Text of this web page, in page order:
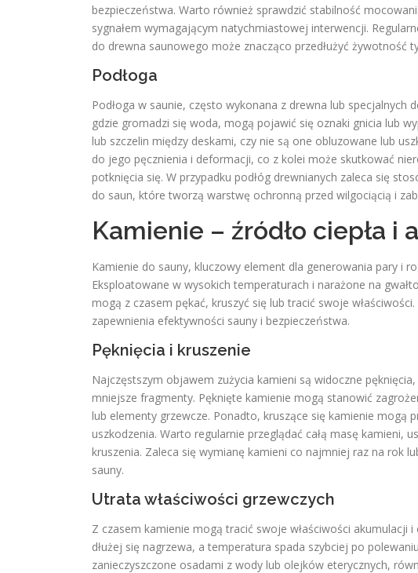
bezpieczeństwa. Warto również sprawdzić stabilność
sygnałem wymagającym natychmiastowej interwencji.
do drewna saunowego może znacząco przedłużyć żywotność
Podłoga
Podłoga w saunie, często wykonana z drewna lub specjalnych
gdzie gromadzi się woda, mogą pojawić się oznaki gnicia lub
lub szczelin między deskami, czy nie są one obluzowane lub
do jego pęcznienia i deformacji, co z kolei może skutkować
potknięcia się. W przypadku podłóg drewnianych zaleca się
do saun, które tworzą warstwę ochronną przed wilgociącią i
Kamienie – źródło ciepła i
Kamienie do sauny, kluczowy element dla generowania pary i
Eksploatowane w wysokich temperaturach i narażone na
mogą z czasem pękać, kruszyć się lub tracić swoje
zapewnienia efektywności sauny i bezpieczeństwa.
Pęknięcia i kruszenie
Najczęstszym objawem zużycia kamieni są widoczne
mniejsze fragmenty. Pęknięte kamienie mogą stanowić
lub elementy grzewcze. Ponadto, kruszące się kamienie mogą
uszkodzenia. Warto regularnie przeglądać całą masę kamieni,
kruszenia. Zaleca się wymianę kamieni co najmniej raz na rok
sauny.
Utrata właściwości grzewczych
Z czasem kamienie mogą tracić swoje właściwości akumulacji
dłużej się nagrzewa, a temperatura spada szybciej po
zanieczyszczone osadami z wody lub olejków eterycznych,